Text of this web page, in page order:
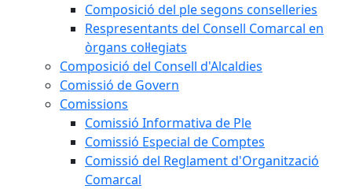
Composició del ple segons conselleries
Respresentants del Consell Comarcal en
òrgans col·legiats
Composició del Consell d'Alcaldies
Comissió de Govern
Comissions
Comissió Informativa de Ple
Comissió Especial de Comptes
Comissió del Reglament d'Organització
Comarcal